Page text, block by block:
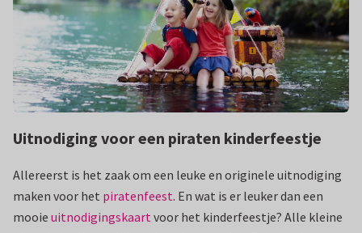
Uitnodiging voor een piraten kinderfeestje
Allereerst is het zaak om een leuke en originele uitnodiging
maken voor het piratenfeest. En wat is er leuker dan een
mooie uitnodigingskaart voor het kinderfeestje? Alle kleine